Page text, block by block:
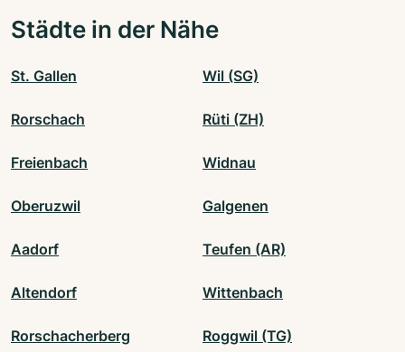
Städte in der Nähe
St. Gallen Wil (SG)
Rorschach Rüti (ZH)
Freienbach Widnau
Oberuzwil Galgenen
Aadorf Teufen (AR)
Altendorf Wittenbach
Rorschacherberg Roggwil (TG)